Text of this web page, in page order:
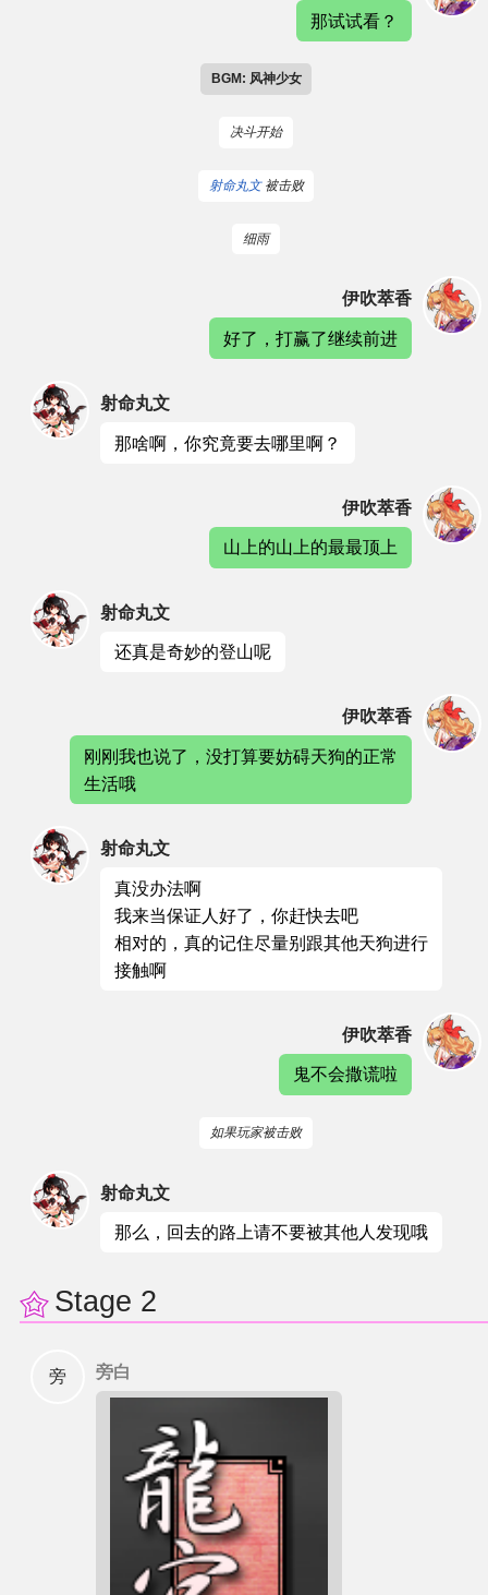
那试试看？
BGM: 风神少女
决斗开始
射命丸文被击败
细雨
伊吹萃香
好了，打赢了继续前进
射命丸文
那啥啊，你究竟要去哪里啊？
伊吹萃香
山上的山上的最最顶上
射命丸文
还真是奇妙的登山呢
伊吹萃香
刚刚我也说了，没打算要妨碍天狗的正常
生活哦
射命丸文
真没办法啊
我来当保证人好了，你赶快去吧
相对的，真的记住尽量别跟其他天狗进行
接触啊
伊吹萃香
鬼不会撒谎啦
如果玩家被击败
射命丸文
那么，回去的路上请不要被其他人发现哦
Stage 2
旁 旁白